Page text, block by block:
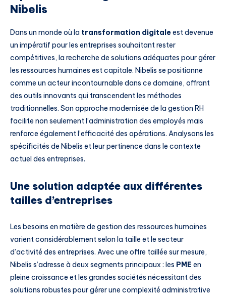
Nibelis
Dans un monde où la transformation digitaleest devenue
un impératif pour les entreprises souhaitant rester
compétitives, la recherche de solutions adéquates pour gérer
les ressources humaines est capitale. Nibelis se positionne
comme un acteur incontournable dans ce domaine, offrant
des outils innovants qui transcendent les méthodes
traditionnelles. Son approche modernisée de la gestion RH
facilite non seulement l’administration des employés mais
renforce également l’efficacité des opérations. Analysons les
spécificités de Nibelis et leur pertinence dans le contexte
actuel des entreprises.
Une solution adaptée aux différentes
tailles d’entreprises
Les besoins en matière de gestion des ressources humaines
varient considérablement selon la taille et le secteur
d’activité des entreprises. Avec une offre taillée sur mesure,
Nibelis s’adresse à deux segments principaux : les PME en
pleine croissance et les grandes sociétés nécessitant des
solutions robustes pour gérer une complexité administrative